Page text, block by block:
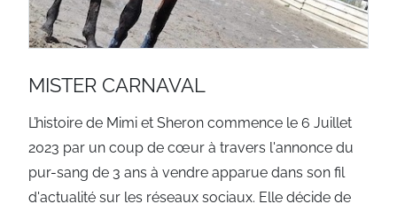
MISTER CARNAVAL
L’histoire de Mimi et Sheron commence le 6 Juillet
2023 par un coup de cœur à travers l'annonce du
pur-sang de 3 ans à vendre apparue dans son fil
d'actualité sur les réseaux sociaux. Elle décide de